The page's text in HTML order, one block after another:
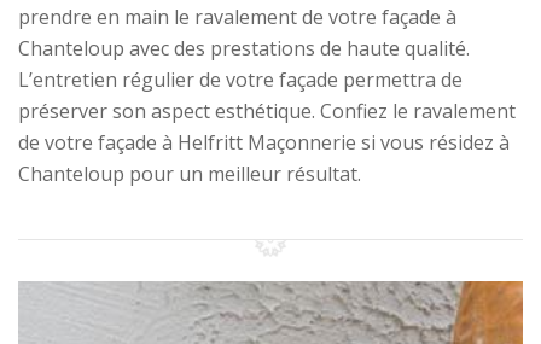
prendre en main le ravalement de votre façade à
Chanteloup avec des prestations de haute qualité.
L’entretien régulier de votre façade permettra de
préserver son aspect esthétique. Confiez le ravalement
de votre façade à Helfritt Maçonnerie si vous résidez à
Chanteloup pour un meilleur résultat.